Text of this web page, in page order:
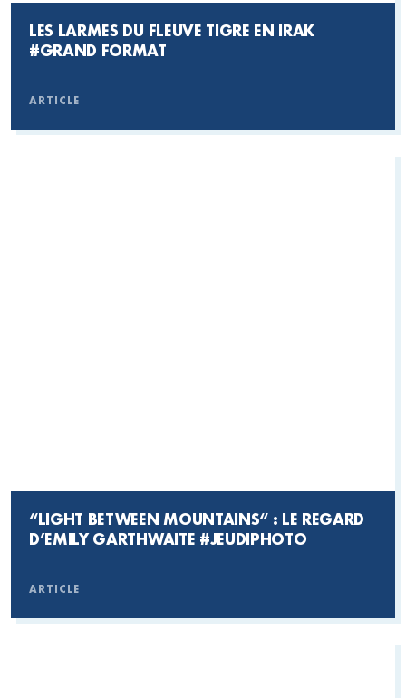
LES LARMES DU FLEUVE TIGRE EN IRAK
#GRAND FORMAT
ARTICLE
“LIGHT BETWEEN MOUNTAINS“ : LE REGARD
D’EMILY GARTHWAITE #JEUDIPHOTO
ARTICLE